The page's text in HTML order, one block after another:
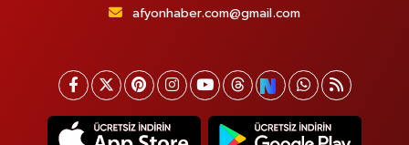
afyonhaber.com@gmail.com